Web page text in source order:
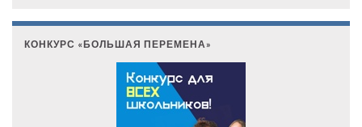
КОНКУРС «БОЛЬШАЯ ПЕРЕМЕНА»